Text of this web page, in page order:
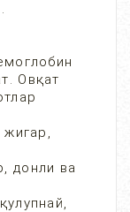
Овқат
донли ва